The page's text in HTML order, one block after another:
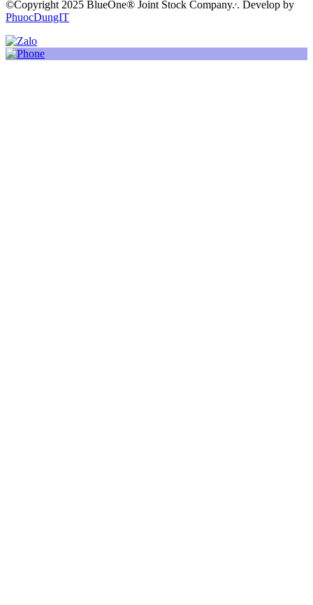
©Copyright 2025 BlueOne® Joint Stock Company. . Develop by
PhuocDungIT